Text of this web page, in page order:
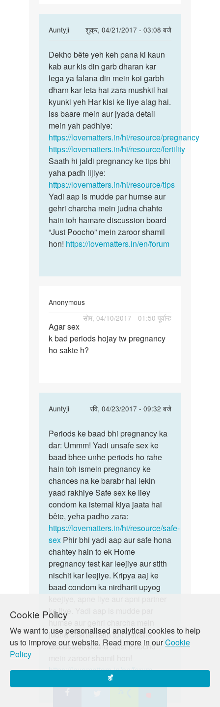
Cookie Policy
We want to use personalised analytical cookies to help
us to improve our website. Read more in ourCookie
Policy
हाँ
Auntyji
शुक्र, 04/21/2017 - 03:08 बजे
In
to
Mam
Aaj
mai
apne
wife
ko
sex
by
lal
Dekho
bête
yeh
keh
pana
ki
Dekho bête yeh keh pana ki kaun
kab aur kis din garb dharan kar
lega ya falana din mein koi garbh
dharn kar leta hai zara mushkil hai
kyunki yeh Har kisi ke liye alag hai.
iss baare mein aur jyada detail
mein yah padhiye:
https://lovematters.in/hi/resource/pregnancy
https://lovematters.in/hi/resource/fertility
Saath hi jaldi pregnancy ke tips bhi
yaha padh lijiye:
https://lovematters.in/hi/resource/tips
Yadi aap is mudde par humse aur
gehri charcha mein judna chahte
hain toh hamare discussion board
“Just Poocho” mein zaroor shamil
hon! https://lovematters.in/en/forum
Anonymous
सोम, 04/10/2017 - 01:50 पूर्वान्ह
Agar
sex
k
Agar sex
k bad periods hojay tw pregnancy
ho sakte h?
Auntyji
रवि, 04/23/2017 - 09:32 बजे
In
to
Agar
sex
k
bad
periods
hojay
by
Anonymous
Periods
ke
baad
bhi
Periods ke baad bhi pregnancy ka
dar: Ummm! Yadi unsafe sex ke
baad bhee unhe periods ho rahe
hain toh ismein pregnancy ke
chances na ke barabr hai lekin
yaad rakhiye Safe sex ke liey
condom ka istemal kiya jaata hai
bête, yeha padho zara:
https://lovematters.in/hi/resource/safe-
sex Phir bhi yadi aap aur safe hona
chahtey hain to ek Home
pregnancy test kar leejiye aur stith
nischit kar leejiye. Kripya aaj ke
baad condom ka nirdharit upyog
ke liye. Yadi aap is mudde par
humse aur gehri charcha mein
judna chahte hain toh hamare
discussion board “Just Poocho”
https://lovematters.in/en/forum